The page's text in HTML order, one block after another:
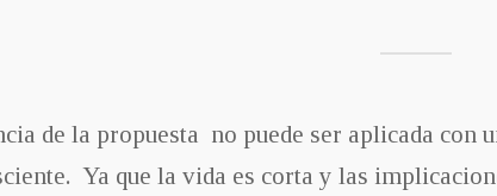
de la propuesta no puede ser aplicada con
Ya que la vida es corta y las